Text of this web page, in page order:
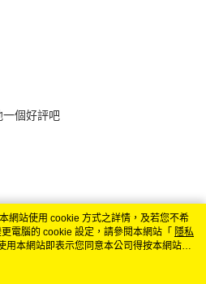
個好評吧
網站使用 cookie 方式之詳情，及若您不希
電腦的 cookie 設定，請參閱本網站「 隱私
用本網站即表示您同意本公司得按本網站使